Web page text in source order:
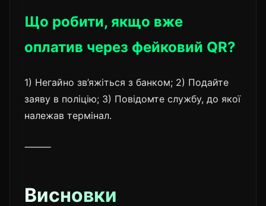
Що робити, якщо вже
оплатив через фейковий QR?
1) Негайно зв’яжіться з банком; 2) Подайте
заяву в поліцію; 3) Повідомте службу, до якої
належав термінал.
⸻
Висновки